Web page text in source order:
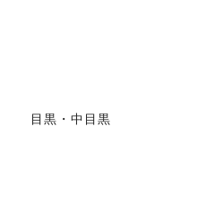
目黒・中目黒